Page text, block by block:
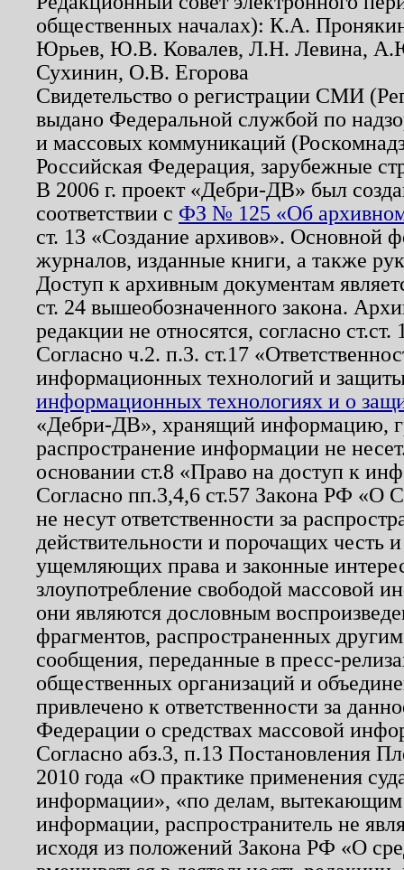
общественных началах): К.А.
Юрьев, Ю.В. Ковалев, Л.Н. Левина,
Сухинин, О.В. Егорова
Свидетельство о регистрации СМИ
выдано Федеральной службой по
и массовых коммуникаций
Российская Федерация, зарубежные
В 2006 г. проект «Дебри-ДВ» был
соответствии с ФЗ № 125 «Об
ст. 13 «Создание архивов». Основной
журналов, изданные книги, а также
Доступ к архивным документам
ст. 24 вышеобозначенного закона.
редакции не относятся, согласно
Согласно ч.2. п.3. ст.17
информационных технологий и
информационных технологиях и о
«Дебри-ДВ», хранящий информацию,
распространение информации не
основании ст.8 «Право на доступ к
Согласно пп.3,4,6 ст.57 Закона РФ «О
не несут ответственности за
действительности и порочащих честь
ущемляющих права и законные
злоупотребление свободой массовой
они являются дословным
фрагментов, распространенных
сообщения, переданные в пресс-
общественных организаций и
привлечено к ответственности за
Федерации о средствах массовой
Согласно абз.3, п.13 Постановления
2010 года «О практике применения
информации», «по делам, вытекающим
информации, распространитель не
исходя из положений Закона РФ «О